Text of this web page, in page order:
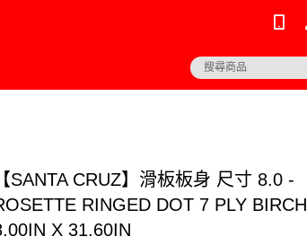
【SANTA CRUZ】滑板板身 尺寸 8.0 -
RINGED DOT 7 PLY BIRCH
X 31.60IN